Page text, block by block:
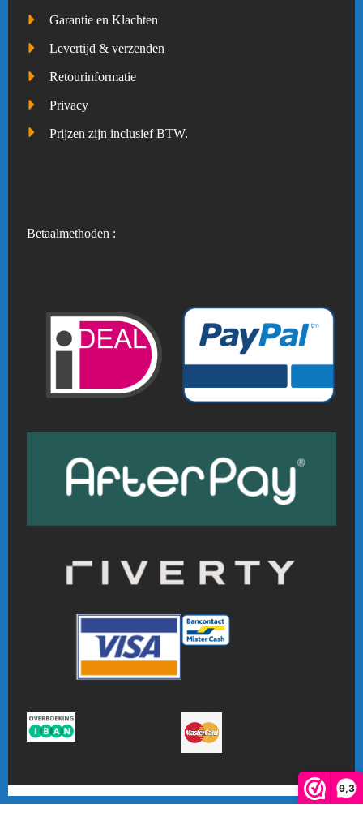
9,3
Garantie en Klachten
Levertijd & verzenden
Retourinformatie
Privacy
Prijzen zijn inclusief BTW.
Betaalmethoden :